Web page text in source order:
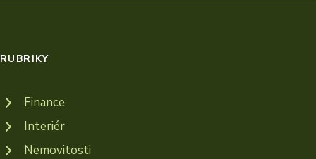
RUBRIKY
Finance
Interiér
Nemovitosti